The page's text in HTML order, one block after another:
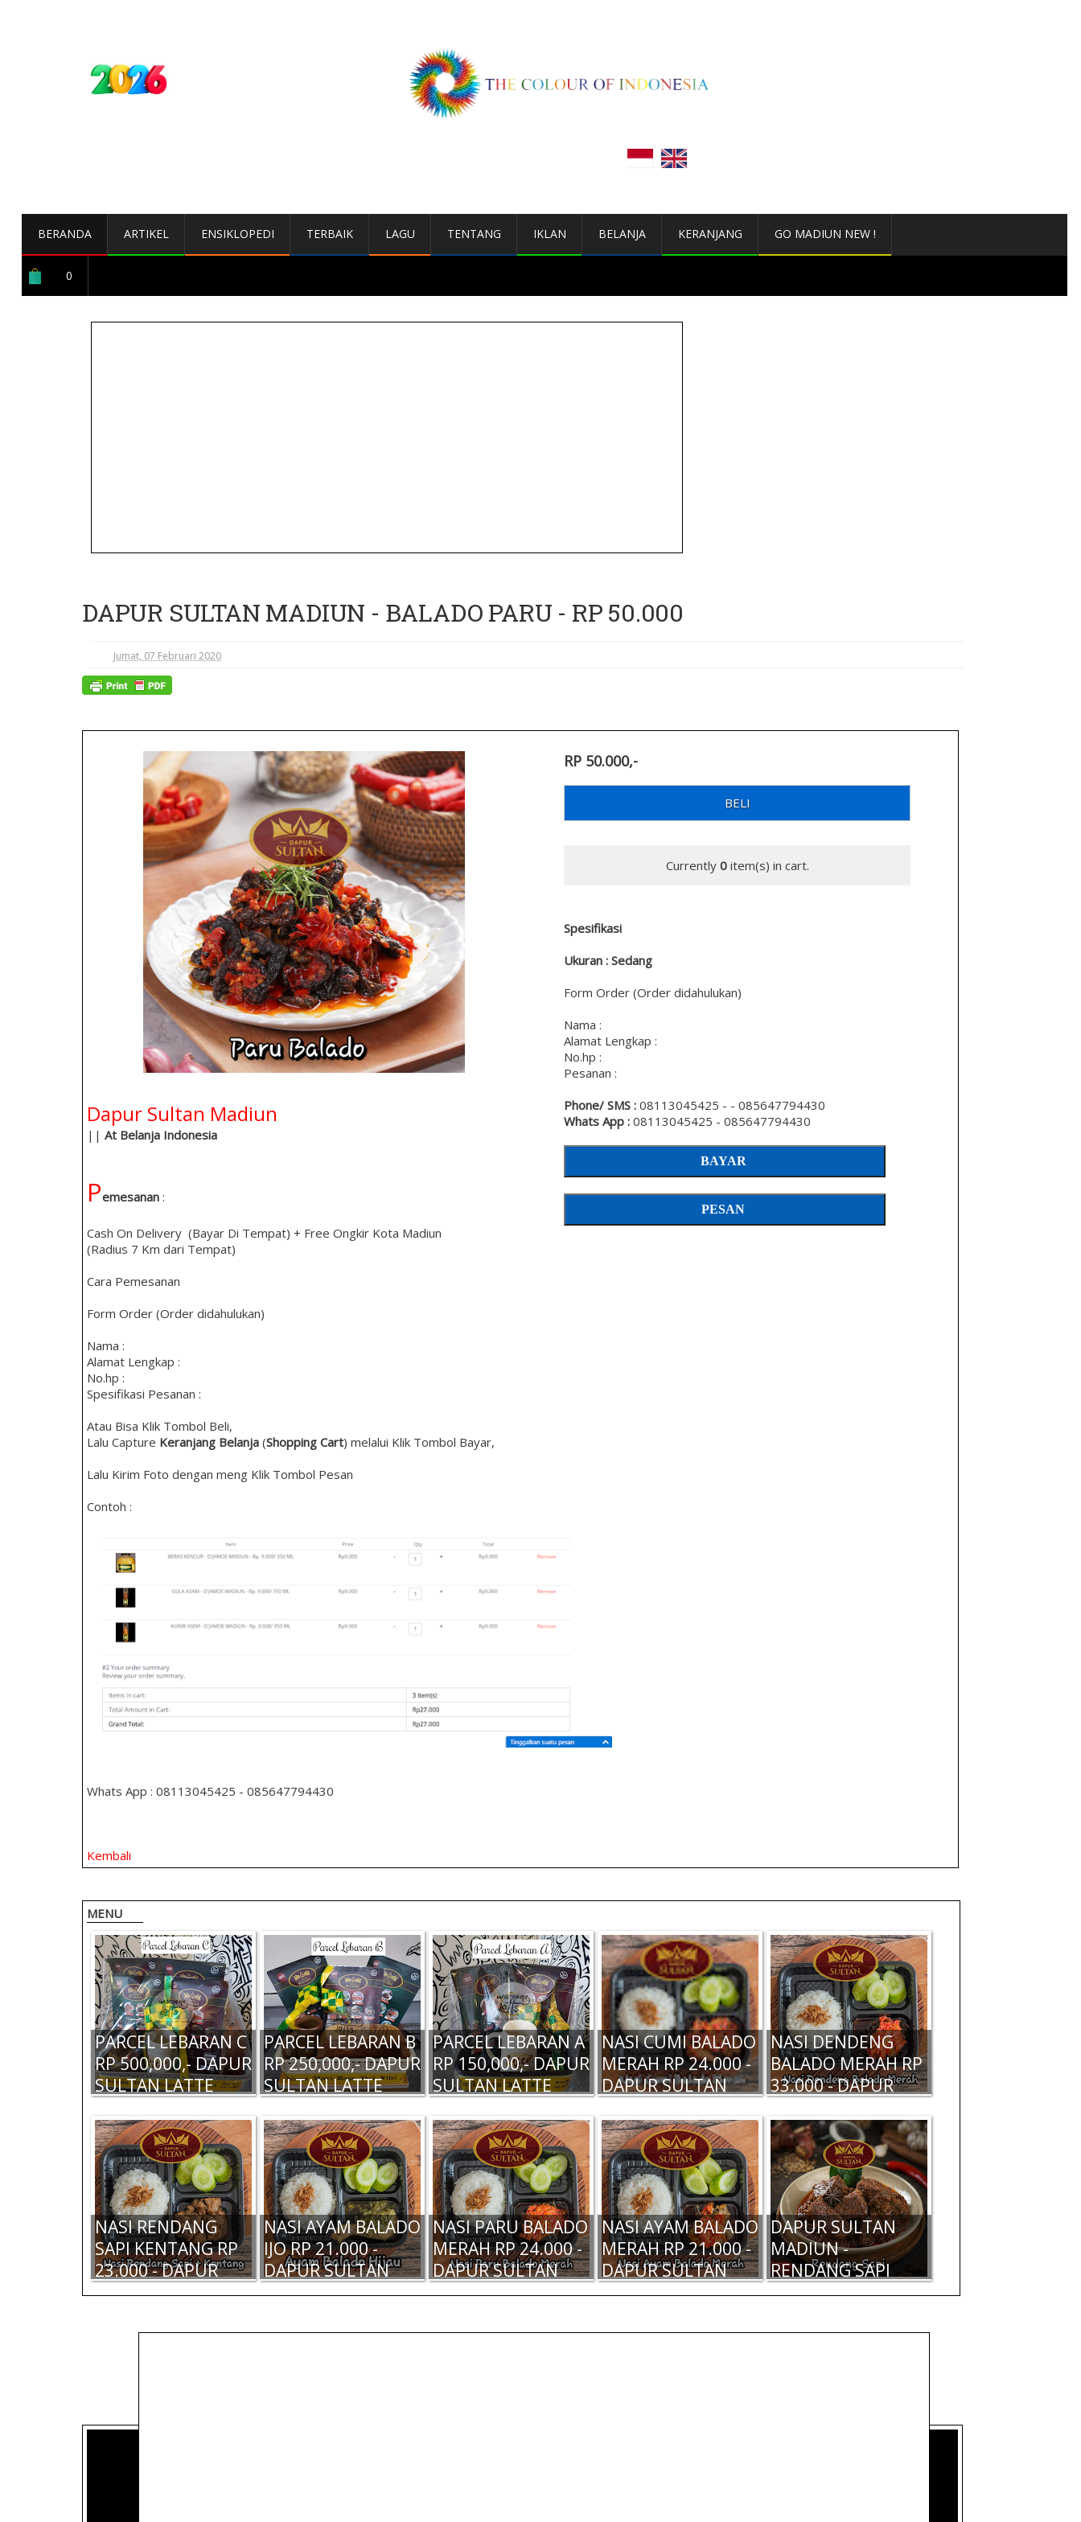
BERANDA ARTIKEL ENSIKLOPEDI TERBAIK LAGU TENTANG IKLAN BELANJA KERANJANG GO MADIUN NEW !
0
DAPUR SULTAN MADIUN - BALADO PARU - RP 50.000
Jumat, 07 Februari 2020
RP 50.000,-
BELI
Currently 0item(s) in cart.
Spesifikasi
Ukuran : Sedang
Form Order (Order didahulukan)
Nama :
Alamat Lengkap :
No.hp :
Pesanan :
Phone/ SMS : 08113045425 - - 085647794430
Whats App : 08113045425 - 085647794430
BAYAR
PESAN
Dapur Sultan Madiun
|| At Belanja Indonesia
Pemesanan :
Cash On Delivery (Bayar Di Tempat) + Free Ongkir Kota Madiun
(Radius 7 Km dari Tempat)
Cara Pemesanan
Form Order (Order didahulukan)
Nama :
Alamat Lengkap :
No.hp :
Spesifikasi Pesanan :
Atau Bisa Klik Tombol Beli,
Lalu Capture Keranjang Belanja (Shopping Cart) melalui Klik Tombol Bayar,
Lalu Kirim Foto dengan meng Klik Tombol Pesan
Contoh :
Whats App : 08113045425 - 085647794430
Kembali
MENU
PARCEL LEBARAN C
RP 500,000,- DAPUR
SULTAN LATTE
PARCEL LEBARAN B
RP 250,000,- DAPUR
SULTAN LATTE
PARCEL LEBARAN A
RP 150,000,- DAPUR
SULTAN LATTE
NASI CUMI BALADO
MERAH RP 24.000 -
DAPUR SULTAN
NASI DENDENG
BALADO MERAH RP
33.000 - DAPUR
NASI RENDANG
SAPI KENTANG RP
23.000 - DAPUR
SULTAN
NASI AYAM BALADO
IJO RP 21.000 -
DAPUR SULTAN
NASI PARU BALADO
MERAH RP 24.000 -
DAPUR SULTAN
NASI AYAM BALADO
MERAH RP 21.000 -
DAPUR SULTAN
DAPUR SULTAN
MADIUN -
RENDANG SAPI
KENTANG 200 GR -
MADIUN -